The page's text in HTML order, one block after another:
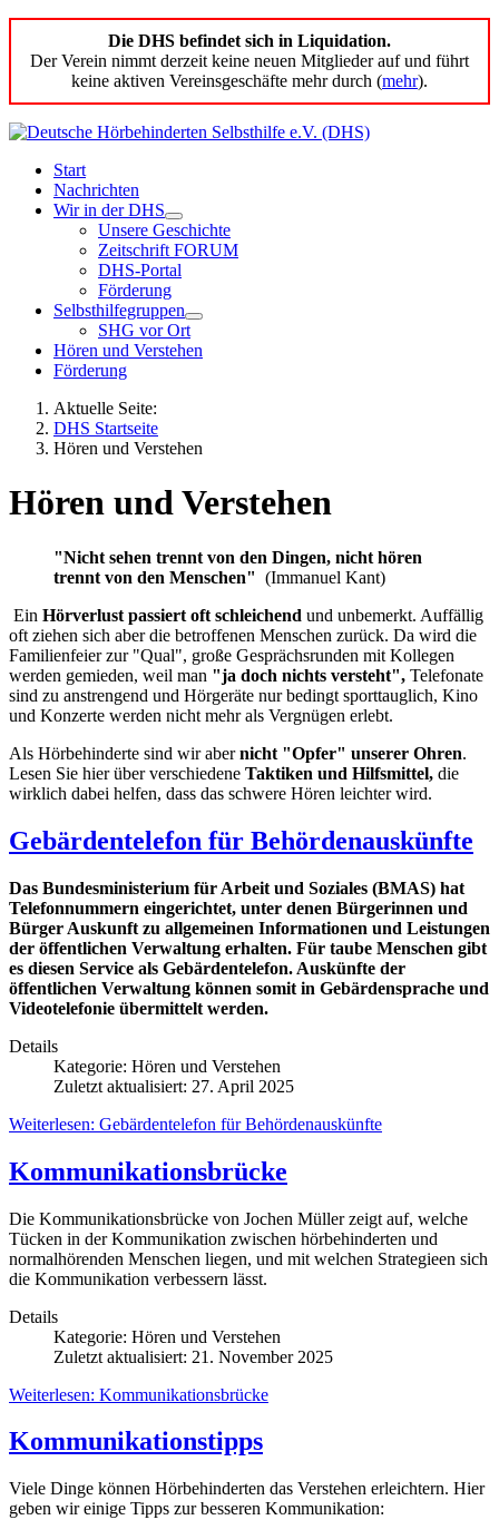
Die DHS befindet sich in Liquidation.
Der Verein nimmt derzeit keine neuen Mitglieder auf und führt
keine aktiven Vereinsgeschäfte mehr durch (mehr).
Start
Nachrichten
Wir in der DHS
Unsere Geschichte
Zeitschrift FORUM
DHS-Portal
Förderung
Selbsthilfegruppen
SHG vor Ort
Hören und Verstehen
Förderung
Aktuelle Seite:
DHS Startseite
Hören und Verstehen
Hören und Verstehen
"Nicht sehen trennt von den Dingen, nicht hören
trennt von den Menschen" (Immanuel Kant)
Ein Hörverlust passiert oft schleichend und unbemerkt. Auffällig
oft ziehen sich aber die betroffenen Menschen zurück. Da wird die
Familienfeier zur "Qual", große Gesprächsrunden mit Kollegen
werden gemieden, weil man "ja doch nichts versteht", Telefonate
sind zu anstrengend und Hörgeräte nur bedingt sporttauglich, Kino
und Konzerte werden nicht mehr als Vergnügen erlebt.
Als Hörbehinderte sind wir abernicht "Opfer" unserer Ohren.
Lesen Sie hier über verschiedene Taktiken und Hilfsmittel, die
wirklich dabei helfen, dass das schwere Hören leichter wird.
Gebärdentelefon für Behördenauskünfte
Das Bundesministerium für Arbeit und Soziales (BMAS) hat
Telefonnummern eingerichtet, unter denen Bürgerinnen und
Bürger Auskunft zu allgemeinen Informationen und Leistungen
der öffentlichen Verwaltung erhalten. Für taube Menschen gibt
es diesen Service als Gebärdentelefon. Auskünfte der
öffentlichen Verwaltung können somit in Gebärdensprache und
Videotelefonie übermittelt werden.
Details
Kategorie: Hören und Verstehen
Zuletzt aktualisiert: 27. April 2025
Weiterlesen: Gebärdentelefon für Behördenauskünfte
Kommunikationsbrücke
Die Kommunikationsbrücke von Jochen Müller zeigt auf, welche
Tücken in der Kommunikation zwischen hörbehinderten und
normalhörenden Menschen liegen, und mit welchen Strategieen sich
die Kommunikation verbessern lässt.
Details
Kategorie: Hören und Verstehen
Zuletzt aktualisiert: 21. November 2025
Weiterlesen: Kommunikationsbrücke
Kommunikationstipps
Viele Dinge können Hörbehinderten das Verstehen erleichtern. Hier
geben wir einige Tipps zur besseren Kommunikation: